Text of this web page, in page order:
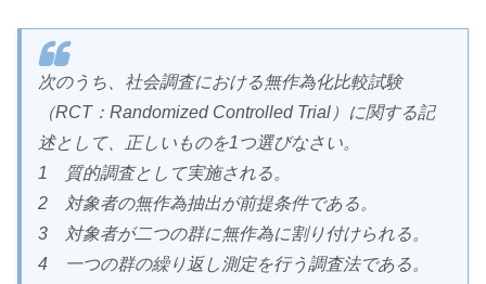
次のうち、社会調査における無作為化比較試験
（RCT：Randomized Controlled Trial）に関する記
述として、正しいものを1つ選びなさい。
1 質的調査として実施される。
2 対象者の無作為抽出が前提条件である。
3 対象者が二つの群に無作為に割り付けられる。
4 一つの群の繰り返し測定を行う調査法である。